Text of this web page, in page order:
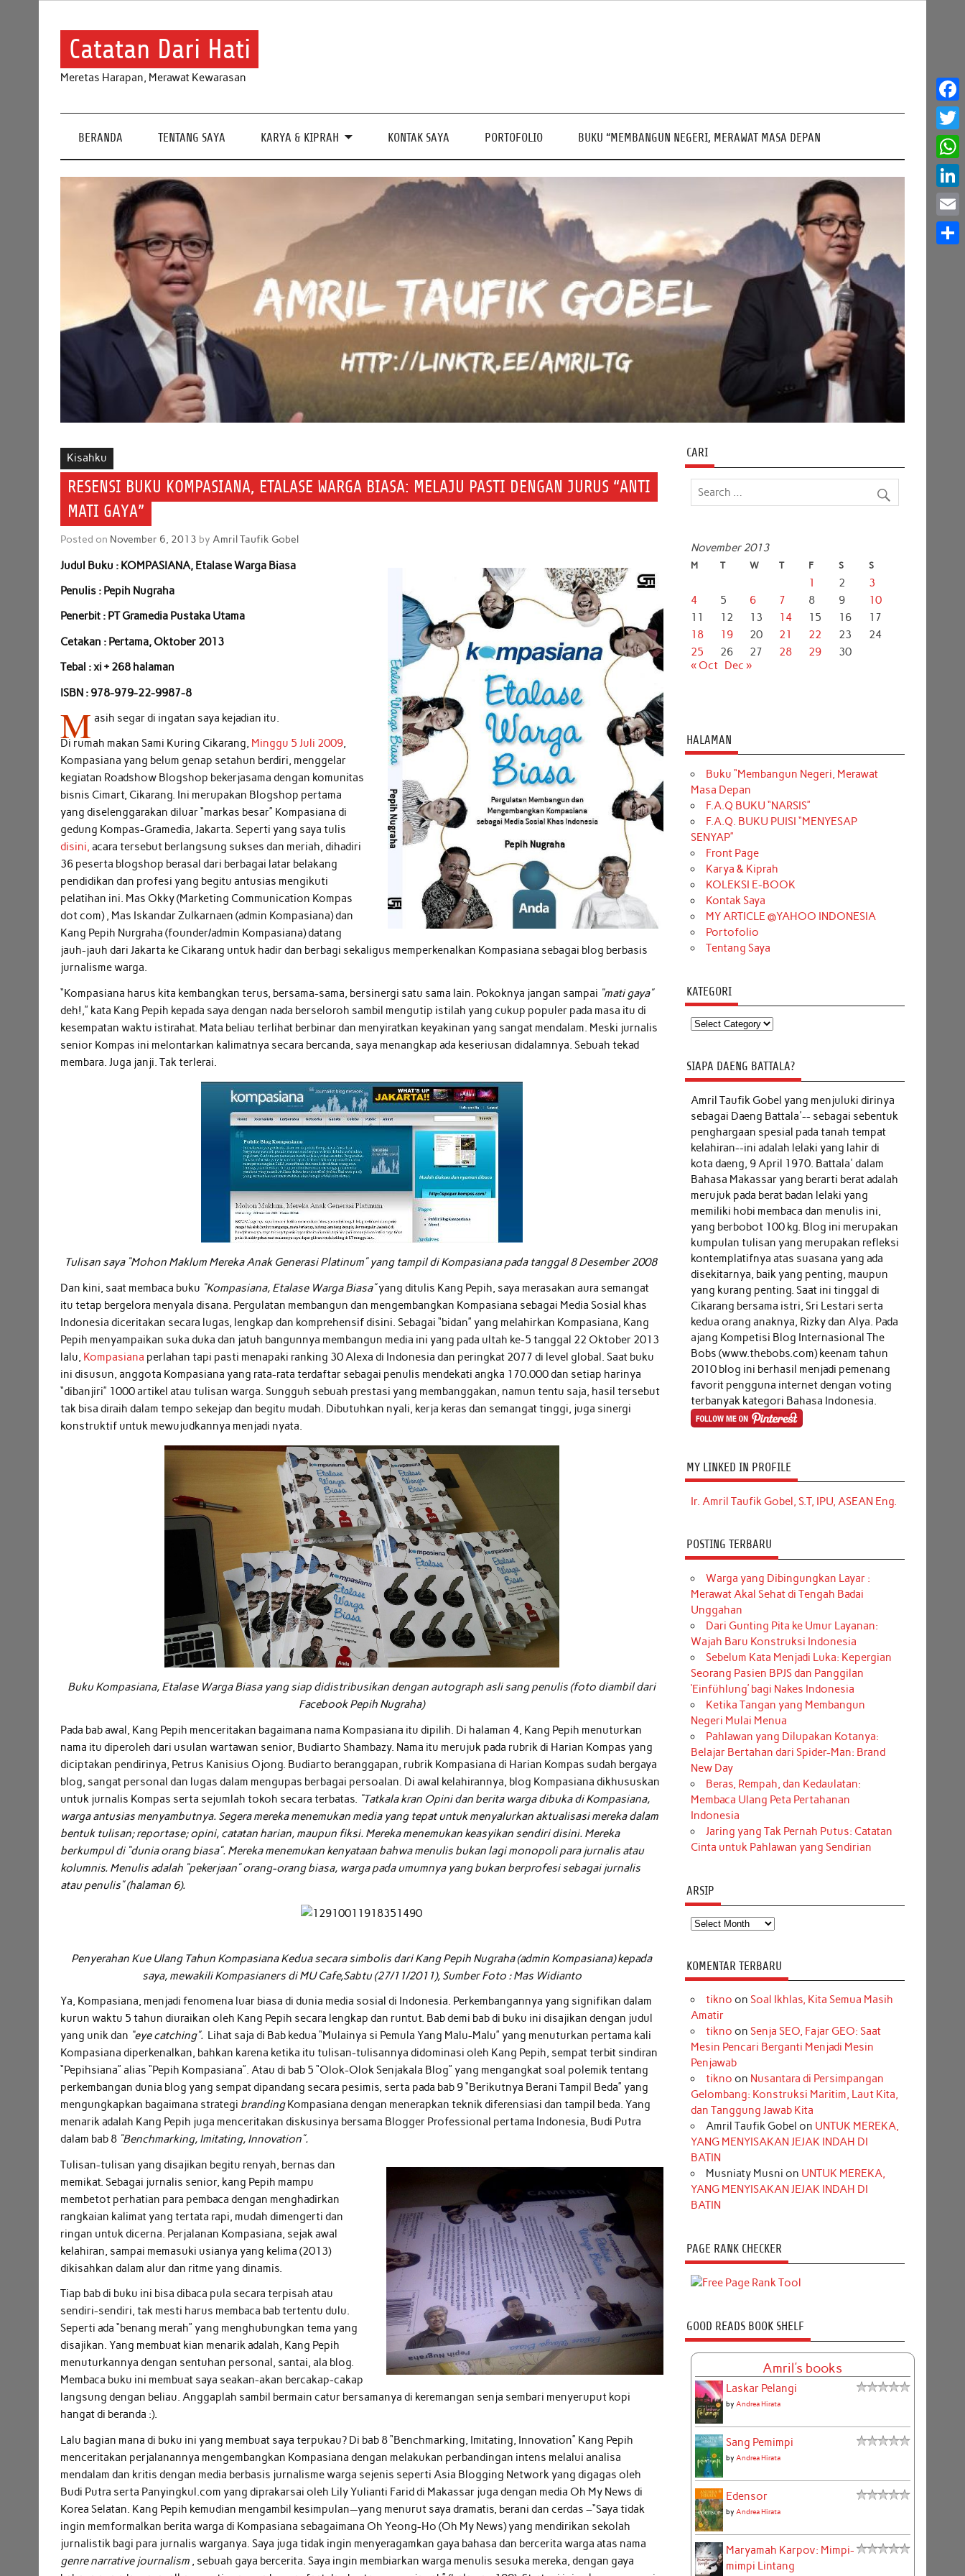
Catatan Dari Hati
Meretas Harapan, Merawat Kewarasan
BERANDA TENTANG SAYA KARYA & KIPRAH KONTAK SAYA PORTOFOLIO BUKU “MEMBANGUN NEGERI, MERAWAT MASA DEPAN
Kisahku
RESENSI BUKU KOMPASIANA, ETALASE WARGA BIASA: MELAJU PASTI DENGAN JURUS “ANTI
MATI GAYA”
Posted on November 6, 2013 byAmril Taufik Gobel
Judul Buku : KOMPASIANA, Etalase Warga Biasa
Penulis : Pepih Nugraha
Penerbit : PT Gramedia Pustaka Utama
Cetakan : Pertama, Oktober 2013
Tebal : xi + 268 halaman
ISBN : 978-979-22-9987-8
M asih segar di ingatan saya kejadian itu.
Di rumah makan Sami Kuring Cikarang, Minggu 5 Juli 2009,
Kompasiana yang belum genap setahun berdiri, menggelar
kegiatan Roadshow Blogshop bekerjasama dengan komunitas
bisnis Cimart, Cikarang. Ini merupakan Blogshop pertama
yang diselenggarakan diluar “markas besar” Kompasiana di
gedung Kompas-Gramedia, Jakarta. Seperti yang saya tulis
disini,acara tersebut berlangsung sukses dan meriah, dihadiri
36 peserta blogshop berasal dari berbagai latar belakang
pendidikan dan profesi yang begitu antusias mengikuti
pelatihan ini. Mas Okky (Marketing Communication Kompas
dot com) , Mas Iskandar Zulkarnaen (admin Kompasiana) dan
Kang Pepih Nurgraha (founder/admin Kompasiana) datang
jauh-jauh dari Jakarta ke Cikarang untuk hadir dan berbagi sekaligus memperkenalkan Kompasiana sebagai blog berbasis
jurnalisme warga.
“Kompasiana harus kita kembangkan terus, bersama-sama, bersinergi satu sama lain. Pokoknya jangan sampai “mati gaya”
deh!,” kata Kang Pepih kepada saya dengan nada berseloroh sambil mengutip istilah yang cukup populer pada masa itu di
kesempatan waktu istirahat. Mata beliau terlihat berbinar dan menyiratkan keyakinan yang sangat mendalam. Meski jurnalis
senior Kompas ini melontarkan kalimatnya secara bercanda, saya menangkap ada keseriusan didalamnya. Sebuah tekad
membara. Juga janji. Tak terlerai.
Tulisan saya “Mohon Maklum Mereka Anak Generasi Platinum” yang tampil diKompasiana pada tanggal 8 Desember 2008
Dan kini, saat membaca buku “Kompasiana, Etalase Warga Biasa”yang ditulis Kang Pepih, saya merasakan aura semangat
itu tetap bergelora menyala disana. Pergulatan membangun dan mengembangkan Kompasiana sebagai Media Sosial khas
Indonesia diceritakan secara lugas, lengkap dan komprehensif disini. Sebagai “bidan” yang melahirkan Kompasiana, Kang
Pepih menyampaikan suka duka dan jatuh bangunnya membangun media ini yang pada ultah ke-5 tanggal 22 Oktober 2013
lalu, Kompasiana perlahan tapi pasti menapaki ranking 30 Alexa di Indonesia dan peringkat 2077 di level global. Saat buku
ini disusun, anggota Kompasiana yang rata-rata terdaftar sebagai penulis mendekati angka 170.000 dan setiap harinya
“dibanjiri” 1000 artikel atau tulisan warga. Sungguh sebuah prestasi yang membanggakan, namun tentu saja, hasil tersebut
tak bisa diraih dalam tempo sekejap dan begitu mudah. Dibutuhkan nyali, kerja keras dan semangat tinggi, juga sinergi
konstruktif untuk mewujudkannya menjadi nyata.
Buku Kompasiana, Etalase Warga Biasa yang siap didistribusikan dengan autograph asli sang penulis (foto diambil dari
Facebook Pepih Nugraha)
Pada bab awal, Kang Pepih menceritakan bagaimana nama Kompasiana itu dipilih. Di halaman 4, Kang Pepih menuturkan
nama itu diperoleh dari usulan wartawan senior, Budiarto Shambazy. Nama itu merujuk pada rubrik di Harian Kompas yang
diciptakan pendirinya, Petrus Kanisius Ojong. Budiarto beranggapan, rubrik Kompasiana di Harian Kompas sudah bergaya
blog, sangat personal dan lugas dalam mengupas berbagai persoalan. Di awal kelahirannya, blog Kompasiana dikhususkan
untuk jurnalis Kompas serta sejumlah tokoh secara terbatas. “Tatkala kran Opini dan berita warga dibuka di Kompasiana,
warga antusias menyambutnya. Segera mereka menemukan media yang tepat untuk menyalurkan aktualisasi mereka dalam
bentuk tulisan; reportase; opini, catatan harian, maupun fiksi. Mereka menemukan keasyikan sendiri disini. Mereka
berkumpul di “dunia orang biasa”. Mereka menemukan kenyataan bahwa menulis bukan lagi monopoli para jurnalis atau
kolumnis. Menulis adalah “pekerjaan” orang-orang biasa, warga pada umumnya yang bukan berprofesi sebagai jurnalis
atau penulis” (halaman 6).
Penyerahan Kue Ulang Tahun Kompasiana Kedua secara simbolis dari Kang Pepih Nugraha (admin Kompasiana) kepada
saya, mewakili Kompasianers di MU Cafe,Sabtu (27/11/2011), Sumber Foto : Mas Widianto
Ya, Kompasiana, menjadi fenomena luar biasa di dunia media sosial di Indonesia. Perkembangannya yang signifikan dalam
kurun waktu 5 tahun diuraikan oleh Kang Pepih secara lengkap dan runtut. Bab demi bab di buku ini disajikan dengan judul
yang unik dan “eye catching”. Lihat saja di Bab kedua “Mulainya si Pemula Yang Malu-Malu” yang menuturkan pertama kali
Kompasiana diperkenalkan, bahkan karena ketika itu tulisan-tulisannya didominasi oleh Kang Pepih, sempat terbit sindiran
“Pepihsiana” alias “Pepih Kompasiana”. Atau di bab 5 “Olok-Olok Senjakala Blog” yang mengangkat soal polemik tentang
perkembangan dunia blog yang sempat dipandang secara pesimis, serta pada bab 9 “Berikutnya Berani Tampil Beda” yang
mengungkapkan bagaimana strategi brandingKompasiana dengan menerapkan teknik diferensiasi dan tampil beda. Yang
menarik adalah Kang Pepih juga menceritakan diskusinya bersama Blogger Professional pertama Indonesia, Budi Putra
dalam bab 8 “Benchmarking, Imitating, Innovation”.
Tulisan-tulisan yang disajikan begitu renyah, bernas dan
memikat. Sebagai jurnalis senior, kang Pepih mampu
membetot perhatian para pembaca dengan menghadirkan
rangkaian kalimat yang tertata rapi, mudah dimengerti dan
ringan untuk dicerna. Perjalanan Kompasiana, sejak awal
kelahiran, sampai memasuki usianya yang kelima (2013)
dikisahkan dalam alur dan ritme yang dinamis.
Tiap bab di buku ini bisa dibaca pula secara terpisah atau
sendiri-sendiri, tak mesti harus membaca bab tertentu dulu.
Seperti ada “benang merah” yang menghubungkan tema yang
disajikan. Yang membuat kian menarik adalah, Kang Pepih
menuturkannya dengan sentuhan personal, santai, ala blog.
Membaca buku ini membuat saya seakan-akan bercakap-cakap
langsung dengan beliau. Anggaplah sambil bermain catur bersamanya di keremangan senja sembari menyeruput kopi
hangat di beranda :).
Lalu bagian mana di buku ini yang membuat saya terpukau? Di bab 8 “Benchmarking, Imitating, Innovation” Kang Pepih
menceritakan perjalanannya mengembangkan Kompasiana dengan melakukan perbandingan intens melalui analisa
mendalam dan kritis dengan media berbasis jurnalisme warga sejenis seperti Asia Blogging Network yang digagas oleh
Budi Putra serta Panyingkul.com yang diprakarsai oleh Lily Yulianti Farid di Makassar juga dengan media Oh My News di
Korea Selatan. Kang Pepih kemudian mengambil kesimpulan—yang menurut saya dramatis, berani dan cerdas –“Saya tidak
ingin memformalkan berita warga di Kompasiana sebagaimana Oh Yeong-Ho (Oh My News) yang mendirikan sekolah
jurnalistik bagi para jurnalis warganya. Saya juga tidak ingin menyeragamkan gaya bahasa dan bercerita warga atas nama
genre narrative journalism
, sebuah gaya bercerita. Saya ingin membiarkan warga menulis sesuka mereka, dengan gaya
CARI
November 2013
M T W T F S S
1 2
3
4
5 6 7 8 9
10
11
12 13 14 15 16
17
18
19 20 21 22 23
24
25
26 27 28 29
30
« Oct Dec »
HALAMAN
Buku “Membangun Negeri, Merawat
Masa Depan
F.A.Q BUKU “NARSIS”
F.A.Q. BUKU PUISI “MENYESAP
SENYAP”
Front Page
Karya & Kiprah
KOLEKSI E-BOOK
Kontak Saya
MY ARTICLE @YAHOO INDONESIA
Portofolio
Tentang Saya
KATEGORI
Kategori
SIAPA DAENG BATTALA?
Amril Taufik Gobel yang menjuluki dirinya
sebagai Daeng Battala'-- sebagai sebentuk
penghargaan spesial pada tanah tempat
kelahiran--ini adalah lelaki yang lahir di
kota daeng, 9 April 1970. Battala' dalam
Bahasa Makassar yang berarti berat adalah
merujuk pada berat badan lelaki yang
memiliki hobi membaca dan menulis ini,
yang berbobot 100 kg. Blog ini merupakan
kumpulan tulisan yang merupakan refleksi
kontemplatifnya atas suasana yang ada
disekitarnya, baik yang penting, maupun
yang kurang penting. Saat ini tinggal di
Cikarang bersama istri, Sri Lestari serta
kedua orang anaknya, Rizky dan Alya. Pada
ajang Kompetisi Blog Internasional The
Bobs (www.thebobs.com) keenam tahun
2010 blog ini berhasil menjadi pemenang
favorit pengguna internet dengan voting
terbanyak kategori Bahasa Indonesia.
MY LINKED IN PROFILE
Ir. Amril Taufik Gobel, S.T, IPU, ASEAN Eng.
POSTING TERBARU
Warga yang Dibingungkan Layar :
Merawat Akal Sehat di Tengah Badai
Unggahan
Dari Gunting Pita ke Umur Layanan:
Wajah Baru Konstruksi Indonesia
Sebelum Kata Menjadi Luka: Kepergian
Seorang Pasien BPJS dan Panggilan
‘Einfühlung’ bagi Nakes Indonesia
Ketika Tangan yang Membangun
Negeri Mulai Menua
Pahlawan yang Dilupakan Kotanya:
Belajar Bertahan dari Spider-Man: Brand
New Day
Beras, Rempah, dan Kedaulatan:
Membaca Ulang Peta Pertahanan
Indonesia
Jaring yang Tak Pernah Putus: Catatan
Cinta untuk Pahlawan yang Sendirian
ARSIP
Arsip
KOMENTAR TERBARU
tikno on Soal Ikhlas, Kita Semua Masih
Amatir
tikno on Senja SEO, Fajar GEO: Saat
Mesin Pencari Berganti Menjadi Mesin
Penjawab
tikno on Nusantara di Persimpangan
Gelombang: Konstruksi Maritim, Laut Kita,
dan Tanggung Jawab Kita
Amril Taufik Gobel on UNTUK MEREKA,
YANG MENYISAKAN JEJAK INDAH DI
BATIN
Musniaty Musni on UNTUK MEREKA,
YANG MENYISAKAN JEJAK INDAH DI
BATIN
PAGE RANK CHECKER
GOOD READS BOOK SHELF
Amril's books
Laskar Pelangi
by Andrea Hirata
Sang Pemimpi
by Andrea Hirata
Edensor
by Andrea Hirata
Maryamah Karpov: Mimpi-
mimpi Lintang
Email